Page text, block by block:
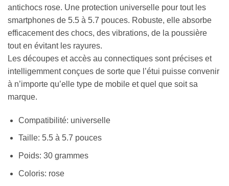
antichocs rose. Une protection universelle pour tout les
smartphones de 5.5 à 5.7 pouces. Robuste, elle absorbe
efficacement des chocs, des vibrations, de la poussière
tout en évitant les rayures.
Les découpes et accès au connectiques sont précises et
intelligemment conçues de sorte que l’étui puisse convenir
à n’importe qu’elle type de mobile et quel que soit sa
marque.
Compatibilité: universelle
Taille: 5.5 à 5.7 pouces
Poids: 30 grammes
Coloris: rose